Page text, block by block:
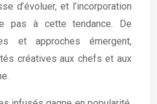
d’évoluer, et l’incorporation
pas à cette tendance. De
et approches émergent,
créatives aux chefs et aux